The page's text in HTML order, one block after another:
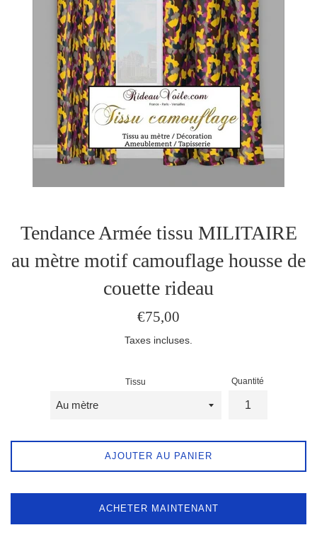
Tendance Armée tissu MILITAIRE
au mètre motif camouflage housse de
couette rideau
Prix
€75,00
Taxes incluses.
Tissu Quantité
AJOUTER AU PANIER
ACHETER MAINTENANT